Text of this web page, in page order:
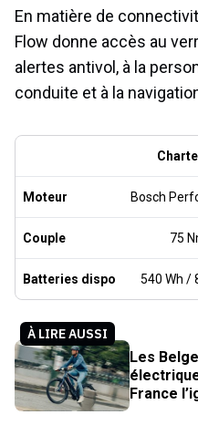
En matière de
Flow donne accès au
alertes antivol, à la
conduite et à la
Moteur Bosch
Couple 75
Batteries dispo 540 Wh /
À LIRE AUSSI
Les
France